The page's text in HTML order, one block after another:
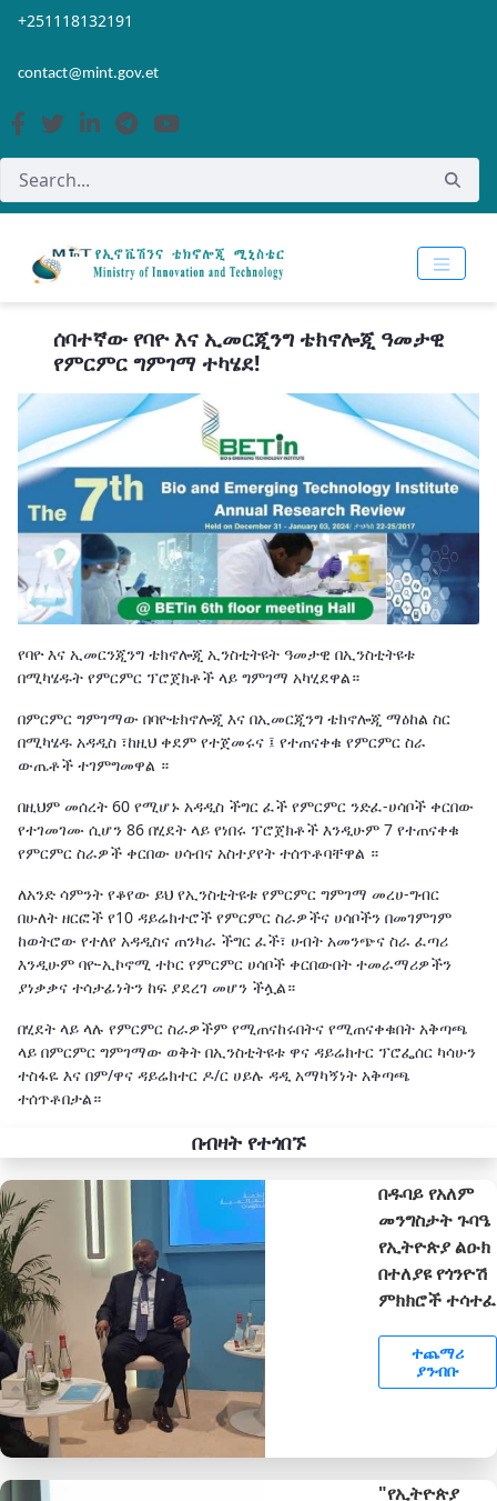
Skip to Main Content
Open Accessibility Menu
+251118132191
contact@mint.gov.et
ሰባተኛው የባዮ እና ኢመርጂንግ ቴክኖሎጂ ዓመታዊ
የምርምር ግምገማ ተካሄደ!
የባዮ እና ኢመርንጂንግ ቴክኖሎጂ ኢንስቲትዩት ዓመታዊ በኢንስቲትዩቱ
በሚካሄዱት የምርምር ፕሮጀክቶች ላይ ግምገማ አካሂደዋል።
በምርምር ግምገማው በባዮቴክኖሎጂ እና በኢመርጂንግ ቴክኖሎጂ ማዕከል ስር
በሚካሄዱ አዳዲስ ፣ከዚህ ቀደም የተጀመሩና ፤ የተጠናቀቁ የምርምር ስራ
ውጤቶች ተገምግመዋል ።
በዚህም መሰረት 60 የሚሆኑ አዳዲስ ችግር ፈች የምርምር ንድፈ-ሀሳቦች ቀርበው
የተገመገሙ ሲሆን 86 በሂደት ላይ የነበሩ ፕሮጀክቶች እንዲሁም 7 የተጠናቀቁ
የምርምር ስራዎች ቀርበው ሀሳብና አስተያየት ተሰጥቶባቸዋል ።
ለአንድ ሳምንት የቆየው ይህ የኢንስቲትዩቱ የምርምር ግምገማ መረሀ-ግብር
በሁለት ዘርፎች የ10 ዳይሬክተሮች የምርምር ስራዎችና ሀሳቦችን በመገምገም
ከወትሮው የተለየ አዳዲስና ጠንካራ ችግር ፈች፣ ሀብት አመንጭና ስራ ፈጣሪ
እንዲሁም ባዮ-ኢኮኖሚ ተኮር የምርምር ሀሳቦች ቀርበውበት ተመራማሪዎችን
ያነቃቃና ተሳታፊነትን ከፍ ያደረገ መሆን ችሏል።
በሂደት ላይ ላሉ የምርምር ስራዎችም የሚጠናከሩበትና የሚጠናቀቁበት አቅጣጫ
ላይ በምርምር ግምገማው ወቅት በኢንስቲትዩቱ ዋና ዳይሬክተር ፕሮፌሰር ካሳሁን
ተስፋዬ እና በም/ዋና ዳይሬክተር ዶ/ር ሀይሉ ዳዲ አማካኝነት አቅጣጫ
ተሰጥቶበታል።
በብዛት የተጎበኙ
በዱባይ የአለም
መንግስታት ጉባዔ
የኢትዮጵያ ልዑክ
በተለያዩ የጎንዮሽ
ምክክሮች ተሳተፈ
ተጨማሪ
ያንብቡ
"የኢትዮጵያ